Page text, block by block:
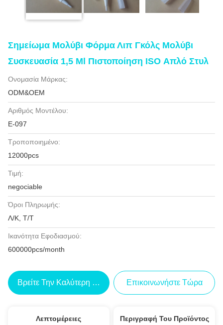
Σημείωμα Μολύβι Φόρμα Λιπ Γκόλς Μολύβι
Συσκευασία 1,5 Ml Πιστοποίηση ISO Απλό Στυλ
Ονομασία Μάρκας:
ODM&OEM
Αριθμός Μοντέλου:
Ε-097
Τροποποιημένο:
12000pcs
Τιμή:
negociable
Όροι Πληρωμής:
Λ/Κ, Τ/Τ
Ικανότητα Εφοδιασμού:
600000pcs/month
Βρείτε Την Καλύτερη Τιμή Επικοινωνήστε Τώρα
Λεπτομέρειες Περιγραφή Του Προϊόντος